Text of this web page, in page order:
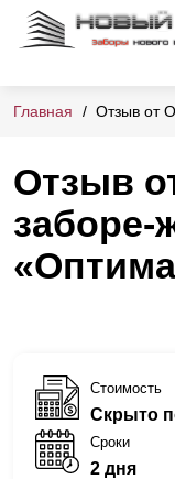
Главная Отзыв от
Отзыв
заборе-
Стоимость
Скрыто
Сроки
2 дня